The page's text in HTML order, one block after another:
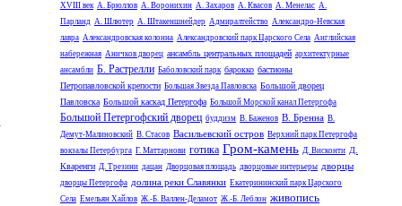
XVIII век А. Брюллов А. Воронихин А. Захаров А. Квасов А. Менелас А.
Парланд А. Шлютер А. Штакеншнейдер Адмиралтейство Александро-Невская
лавра Александровская колонна Александровский парк Царского Села Английская
набережная Аничков дворец ансамбль центральных площадей архитектурные
ансамбли Б. Растрелли Баболовский парк барокко бастионы
Петропавловской крепости Большая Звезда Павловска Большой дворец
Павловска Большой каскад Петергофа Большой Морской канал Петергофа
Большой Петергофский дворец буддизм В. Баженов В. Бренна В.
Демут-Малиновский В. Стасов Васильевский остров Верхний парк Петергофа
вокзалы Петербурга Г. Маттарнови готика Гром-камень Д. Висконти Д.
Кваренги Д. Трезини дацан Дворцовая площадь дворцовые интерьеры дворцы
дворцы Петергофа долина реки Славянки Екатерининский парк Царского
Села Емельян Хайлов Ж.-Б. Валлен-Деламот Ж.-Б. Леблон живопись